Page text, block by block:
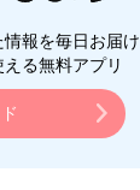
報を毎日お届け
る無料アプリ